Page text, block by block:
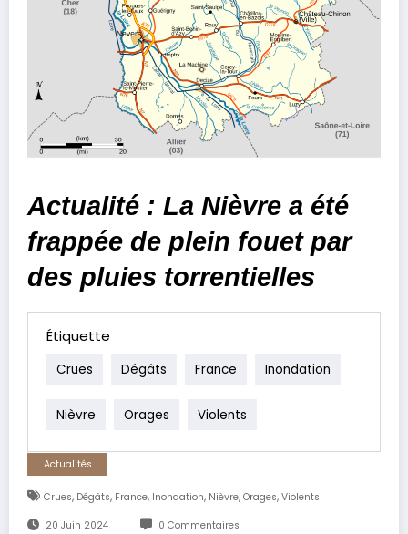
Actualité : La Nièvre a été
frappée de plein fouet par
des pluies torrentielles
Étiquette
Crues Dégâts France Inondation
Nièvre Orages Violents
Actualités
Crues, Dégâts, France, Inondation, Nièvre, Orages, Violents
20 Juin 2024 0 Commentaires